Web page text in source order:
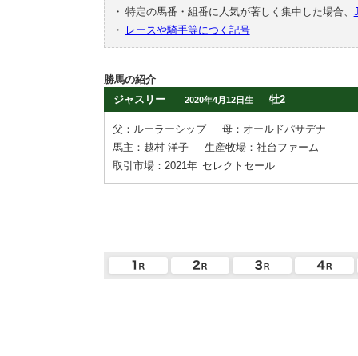
・ 特定の馬番・組番に人気が著しく集中した場合、
・
レースや騎手等につく記号
勝馬の紹介
ジャスリー
2020年4月12日生 牡2
父：ルーラーシップ
母：オールドパサデナ
馬主：越村 洋子
生産牧場：社台ファーム
取引市場：2021年 セレクトセール